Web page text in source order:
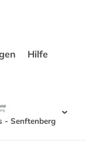
Hilfe
- Senftenberg